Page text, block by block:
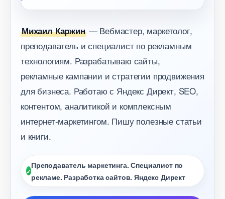
Михаил Каржин— Вебмастер, маркетолог,
преподаватель и специалист по рекламным
технологиям. Разрабатываю сайты,
рекламные кампании и стратегии продвижения
для бизнеса. Работаю с Яндекс Директ, SEO,
контентом, аналитикой и комплексным
интернет-маркетингом. Пишу полезные статьи
и книги.
Преподаватель маркетинга. Специалист по
рекламе. Разработка сайтов. Яндекс Директ